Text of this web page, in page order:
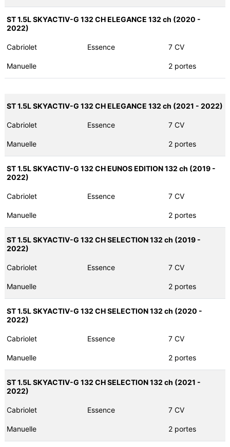
ST 1.5L SKYACTIV-G 132 CH ELEGANCE 132 ch (2020 -
2022)
Cabriolet Essence 7 CV
Manuelle 2 portes
ST 1.5L SKYACTIV-G 132 CH ELEGANCE 132 ch (2021 - 2022)
Cabriolet Essence 7 CV
Manuelle 2 portes
ST 1.5L SKYACTIV-G 132 CH EUNOS EDITION 132 ch (2019 -
2022)
Cabriolet Essence 7 CV
Manuelle 2 portes
ST 1.5L SKYACTIV-G 132 CH SELECTION 132 ch (2019 -
2022)
Cabriolet Essence 7 CV
Manuelle 2 portes
ST 1.5L SKYACTIV-G 132 CH SELECTION 132 ch (2020 -
2022)
Cabriolet Essence 7 CV
Manuelle 2 portes
ST 1.5L SKYACTIV-G 132 CH SELECTION 132 ch (2021 -
2022)
Cabriolet Essence 7 CV
Manuelle 2 portes